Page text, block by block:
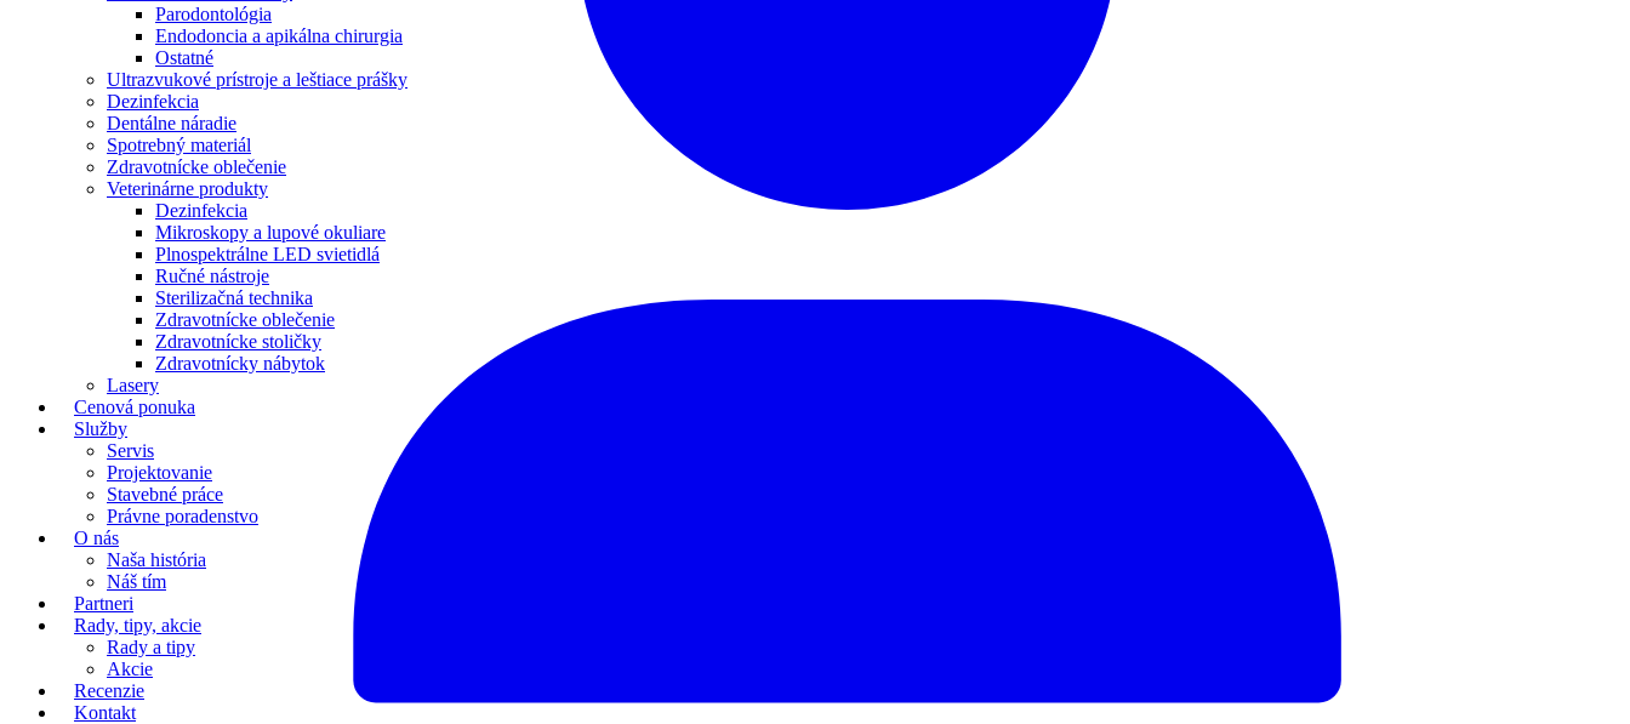
Parodontológia
Endodoncia a apikálna chirurgia
Ostatné
Ultrazvukové prístroje a leštiace prášky
Dezinfekcia
Dentálne náradie
Spotrebný materiál
Zdravotnícke oblečenie
Veterinárne produkty
Dezinfekcia
Mikroskopy a lupové okuliare
Plnospektrálne LED svietidlá
Ručné nástroje
Sterilizačná technika
Zdravotnícke oblečenie
Zdravotnícke stoličky
Zdravotnícky nábytok
Lasery
Cenová ponuka
Služby
Servis
Projektovanie
Stavebné práce
Právne poradenstvo
O nás
Naša história
Náš tím
Partneri
Rady, tipy, akcie
Rady a tipy
Akcie
Recenzie
Kontakt